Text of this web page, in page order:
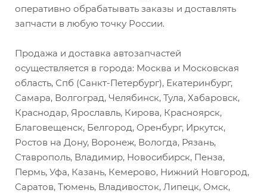
оперативно обрабатывать заказы и доставлять
запчасти в любую точку России.
Продажа и доставка автозапчастей
осуществляется в города: Москва и Московская
область, Спб (Санкт-Петербург), Екатеринбург,
Самара, Волгоград, Челябинск, Тула, Хабаровск,
Краснодар, Ярославль, Кирова, Красноярск,
Благовещенск, Белгород, Оренбург, Иркутск,
Ростов на Дону, Воронеж, Вологда, Рязань,
Ставрополь, Владимир, Новосибирск, Пенза,
Пермь, Уфа, Казань, Кемерово, Нижний Новгород,
Саратов, Тюмень, Владивосток, Липецк, Омск,